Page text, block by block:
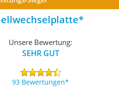
Unsere Bewertung:
SEHR GUT
93 Bewertungen